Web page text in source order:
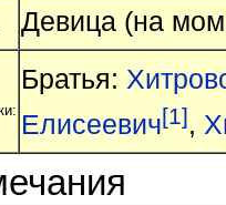
Девица (на
Братья:
Елисеевич[1],